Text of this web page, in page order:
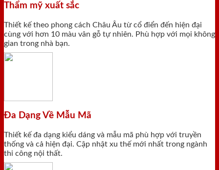
Thẩm mỹ xuất sắc
Thiết kế theo phong cách Châu Âu từ cổ điển đến hiện đại
cùng với hơn 10 màu vân gỗ tự nhiên. Phù hợp với mọi không
gian trong nhà bạn.
Đa Dạng Về Mẫu Mã
Thiết kế đa dạng kiểu dáng và mẫu mã phù hợp với truyền
thống và cả hiện đại. Cập nhật xu thế mới nhất trong ngành
thi công nội thất.